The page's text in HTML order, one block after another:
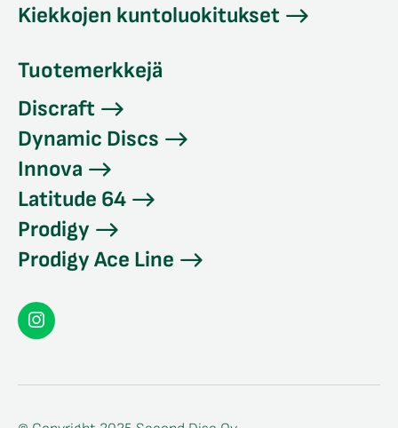
Kiekkojen kuntoluokitukset
Tuotemerkkejä
Discraft
Dynamic Discs
Innova
Latitude 64
Prodigy
Prodigy Ace Line
Seconddisc